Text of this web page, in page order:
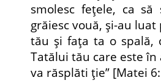
smolesc feţele, ca
grăiesc vouă, şi-au
tău şi faţa ta o spală,
Tatălui tău care este în
va răsplăti ţie” [Matei